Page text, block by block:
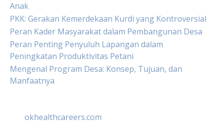
Anak
PKK: Gerakan Kemerdekaan Kurdi yang Kontroversial
Peran Kader Masyarakat dalam Pembangunan Desa
Peran Penting Penyuluh Lapangan dalam
Peningkatan Produktivitas Petani
Mengenal Program Desa: Konsep, Tujuan, dan
Manfaatnya
okhealthcareers.com